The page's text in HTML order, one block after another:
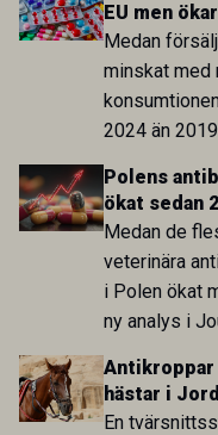
EU men
Medan
minskat med
2024 än
utvecklingen
sida och
arbete.
Polens
ökat sedan
Medan de
veterinära
i Polen ökat
ny analys i
att skillnaden
Sverige är
Antikroppar
hästar i
En